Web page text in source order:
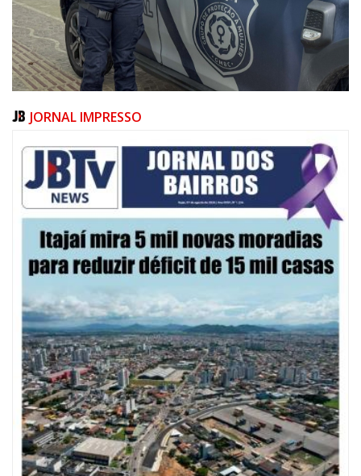
08/08/2026 | 07:00
20 anos da Lei Maria da Penha: mais de 400 mulheres vítimas de violência
doméstica são acompanhadas pela Guarda Municipal
BALNEÁRIO CAMBORIÚ
JORNAL IMPRESSO